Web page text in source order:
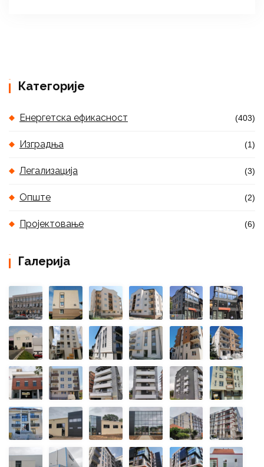
Категорије
Енергетска ефикасност (403)
Изградња (1)
Легализација (3)
Опште (2)
Пројектовање (6)
Галерија